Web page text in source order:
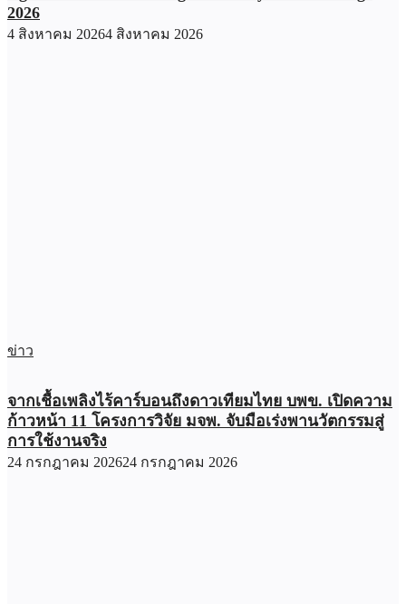
2026
4 สิงหาคม 20264 สิงหาคม 2026
ข่าว
จากเชื้อเพลิงไร้คาร์บอนถึงดาวเทียมไทย บพข. เปิดความ
ก้าวหน้า 11 โครงการวิจัย มจพ. จับมือเร่งพานวัตกรรมสู่
การใช้งานจริง
24 กรกฎาคม 202624 กรกฎาคม 2026